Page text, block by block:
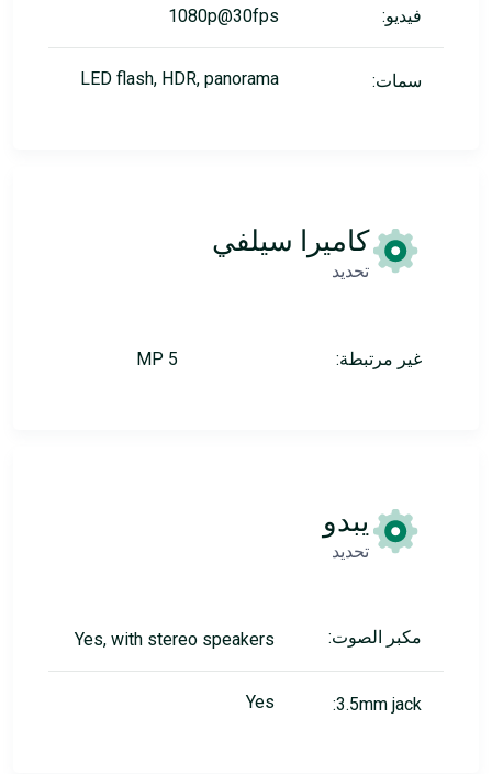
فيديو: 1080p@30fps
سمات: LED flash, HDR, panorama
كاميرا سيلفي
تحديد
غير مرتبطة: 5 MP
يبدو
تحديد
مكبر الصوت: Yes, with stereo speakers
3.5mm jack:
Yes